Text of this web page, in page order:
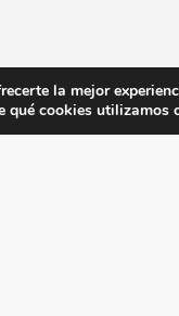
la mejor
qué cookies